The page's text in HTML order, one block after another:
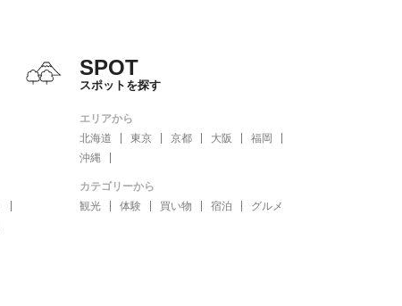
SPOT
スポットを探す
エリアから
北海道
東京 京都 大阪
福岡
沖縄
カテゴリーから
観光
体験 買い物 宿泊 グルメ